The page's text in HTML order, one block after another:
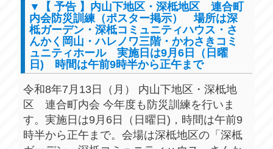
▼【 予告 】内山下地区・深柢地区 連合町
内会防災訓練（ポスター掲示） 場所は深
柢ガーデン・深柢コミュニティハウス・さ
んかく岡山・ハレノワ三階・かわさきコミ
ュニティホール 実施日は9月6日（日曜
日) 時間は午前9時半から正午まで
令和8年7月13日（月） 内山下地区・深柢地
区 連合町内会 今年度も防災訓練を行いま
す。実施日は9月6日（日曜日)，時間は午前9
時半から正午まで。会場は深柢地区の「深柢